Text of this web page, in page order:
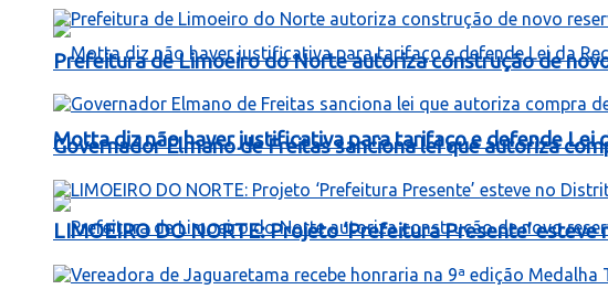
Motta diz não haver justificativa para tarifaço e defende Lei
Prefeitura de Limoeiro do Norte autoriza construção de
Governador Elmano de Freitas sanciona lei que autoriza
LIMOEIRO DO NORTE: Projeto ‘Prefeitura Presente’